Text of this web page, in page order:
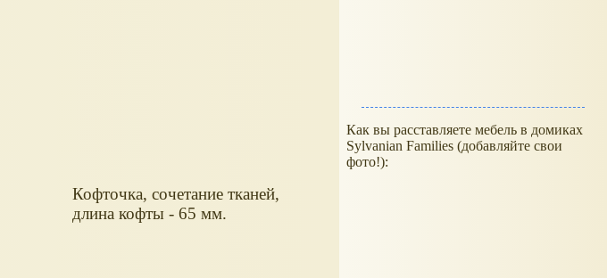
Кофточка, сочетание тканей,
длина кофты - 65 мм.
Как вы расставляете мебель в домиках
Sylvanian Families (добавляйте свои
фото!):